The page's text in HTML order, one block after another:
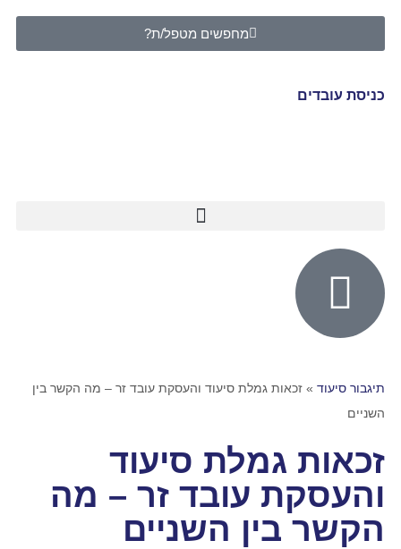
מחפשים מטפל/ת?
כניסת עובדים
תיגבור סיעוד » זכאות גמלת סיעוד והעסקת עובד זר – מה הקשר בין
השניים
זכאות גמלת סיעוד
והעסקת עובד זר – מה
הקשר בין השניים